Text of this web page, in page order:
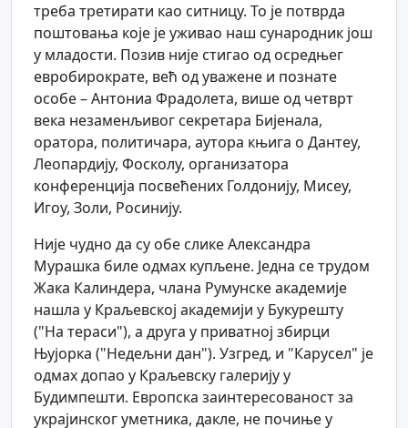
треба третирати као ситницу. То је потврда
поштовања које је уживао наш сународник још
у младости. Позив није стигао од осредњег
евробирократе, већ од уважене и познате
особе – Антониа Фрадолета, више од четврт
века незаменљивог секретара Бијенала,
оратора, политичара, аутора књига о Дантеу,
Леопардију, Фосколу, организатора
конференција посвећених Голдонију, Мисеу,
Игоу, Золи, Росинију.
Није чудно да су обе слике Александра
Мурашка биле одмах купљене. Једна се трудом
Жака Калиндера, члана Румунске академије
нашла у Краљевској академији у Букурешту
("На тераси"), а друга у приватној збирци
Њујорка ("Недељни дан"). Узгред, и "Карусел" је
одмах допао у Краљевску галерију у
Будимпешти. Европска заинтересованост за
украјинског уметника, дакле, не почиње у